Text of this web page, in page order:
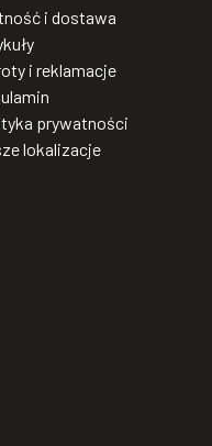
i dostawa
i reklamacje
prywatności
lokalizacje